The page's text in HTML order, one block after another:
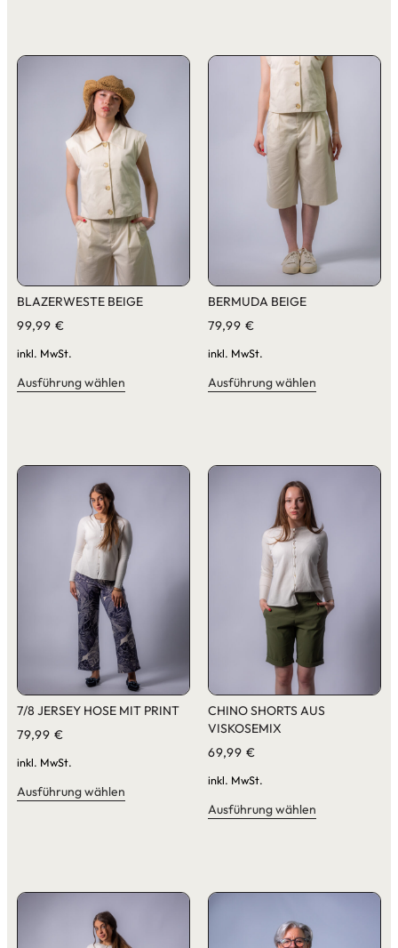
BLAZERWESTE BEIGE
99,99 €
inkl. MwSt.
Ausführung wählen
BERMUDA BEIGE
79,99 €
inkl. MwSt.
Ausführung wählen
7/8 JERSEY HOSE MIT PRINT
79,99 €
inkl. MwSt.
Ausführung wählen
CHINO SHORTS AUS
VISKOSEMIX
69,99 €
inkl. MwSt.
Ausführung wählen